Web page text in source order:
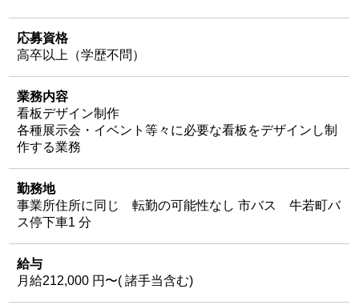
応募資格
高卒以上（学歴不問）
業務内容
看板デザイン制作
各種展示会・イベント等々に必要な看板をデザインし制
作する業務
勤務地
事業所住所に同じ 転勤の可能性なし 市バス 牛若町バ
ス停下車1 分
給与
月給212,000 円〜( 諸手当含む)